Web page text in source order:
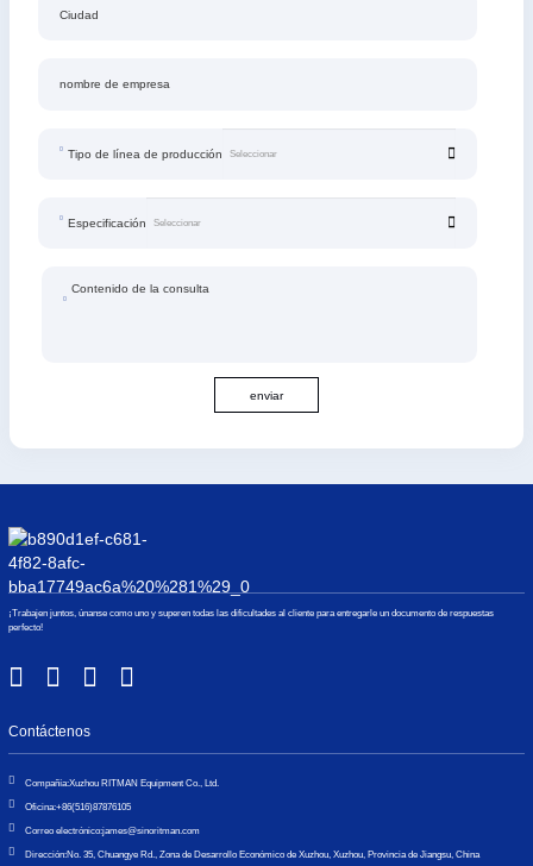
Ciudad
nombre de empresa
Tipo de línea de producción
Especificación
Contenido de la consulta
enviar
¡Trabajen juntos, únanse como uno y superen todas las dificultades al cliente para entregarle un documento de respuestas
perfecto!
Contáctenos
Compañía:Xuzhou RITMAN Equipment Co., Ltd.
Oficina:+86(516)87876105
Correo electrónico:james@sinoritman.com
Dirección:No. 35, Chuangye Rd., Zona de Desarrollo Económico de Xuzhou, Xuzhou, Provincia de Jiangsu, China